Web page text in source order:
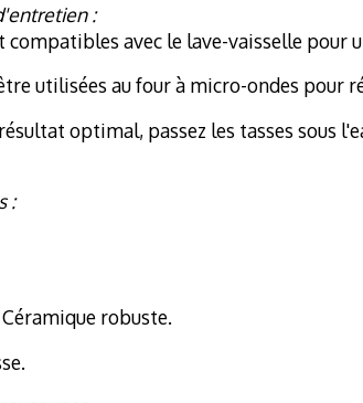
:
avec le lave-vaisselle pour
utilisées au four à micro-ondes pour
optimal, passez les tasses sous
:
robuste.